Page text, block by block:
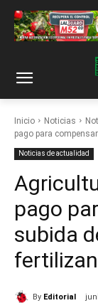
Inicio Noticias
pago para
Noticias de actualidad
pago
subida
By Editorial